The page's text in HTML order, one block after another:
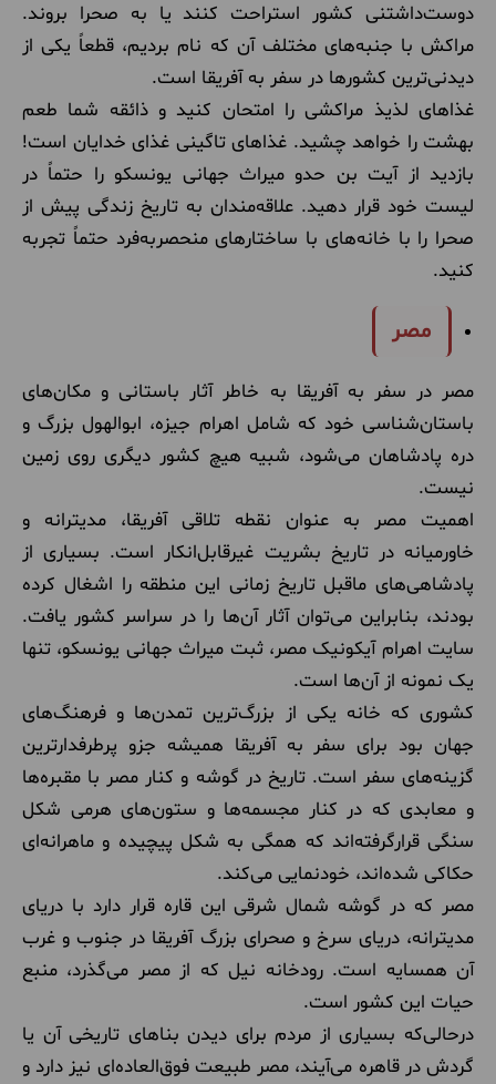
دوست‌داشتنی کشور استراحت کنند یا به صحرا بروند.
مراکش با جنبه‌های مختلف آن که نام بردیم، قطعاً یکی از
دیدنی‌ترین کشورها در سفر به آفریقا است.
غذاهای لذیذ مراکشی را امتحان کنید و ذائقه شما طعم
بهشت را خواهد چشید. غذاهای تاگینی غذای خدایان است!
بازدید از آیت بن حدو میراث جهانی یونسکو را حتماً در
لیست خود قرار دهید. علاقه‌مندان به تاریخ زندگی پیش از
صحرا را با خانه‌های با ساختارهای منحصربه‌فرد حتماً تجربه
کنید.
مصر
مصر در سفر به آفریقا به خاطر آثار باستانی و مکان‌های
باستان‌شناسی خود که شامل اهرام جیزه، ابوالهول بزرگ و
دره پادشاهان می‌شود، شبیه هیچ کشور دیگری روی زمین
نیست.
اهمیت مصر به عنوان نقطه تلاقی آفریقا، مدیترانه و
خاورمیانه در تاریخ بشریت غیرقابل‌انکار است. بسیاری از
پادشاهی‌های ماقبل تاریخ زمانی این منطقه را اشغال کرده
بودند، بنابراین می‌توان آثار آن‌ها را در سراسر کشور یافت.
سایت اهرام آیکونیک مصر، ثبت میراث جهانی یونسکو، تنها
یک نمونه از آن‌ها است.
کشوری که خانه یکی از بزرگ‌ترین تمدن‌ها و فرهنگ‌های
جهان بود برای سفر به آفریقا همیشه جزو پرطرفدارترین
گزینه‌های سفر است. تاریخ در گوشه و کنار مصر با مقبره‌ها
و معابدی که در کنار مجسمه‌ها و ستون‌های هرمی شکل
سنگی قرارگرفته‌اند که همگی به شکل پیچیده‌ و ماهرانه‌ای
حکاکی شده‌اند، خودنمایی می‌کند.
مصر که در گوشه شمال شرقی این قاره قرار دارد با دریای
مدیترانه، دریای سرخ و صحرای بزرگ آفریقا در جنوب و غرب
آن همسایه است. رودخانه نیل که از مصر می‌گذرد، منبع
حیات این کشور است.
درحالی‌که بسیاری از مردم برای دیدن بناهای تاریخی آن یا
گردش در قاهره می‌آیند، مصر طبیعت فوق‌العاده‌ای نیز دارد و